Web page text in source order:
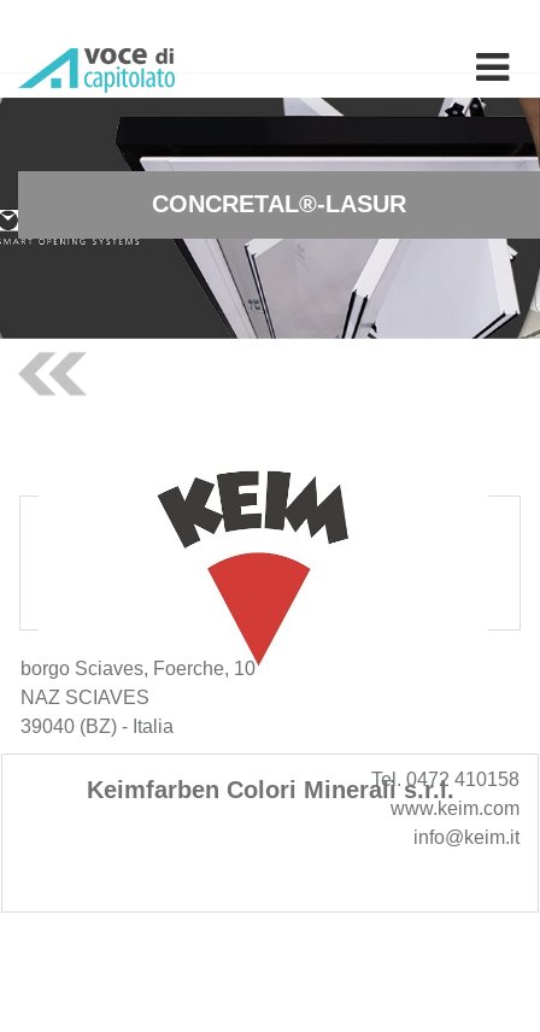
CONCRETAL®-LASUR
Keimfarben Colori Minerali s.r.l.
borgo Sciaves, Foerche, 10
NAZ SCIAVES
39040 (BZ) - Italia
Tel. 0472 410158
www.keim.com
info@keim.it